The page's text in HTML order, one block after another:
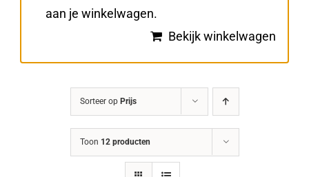
aan je winkelwagen.
Bekijk winkelwagen
Sorteer op Prijs
Toon 12 producten